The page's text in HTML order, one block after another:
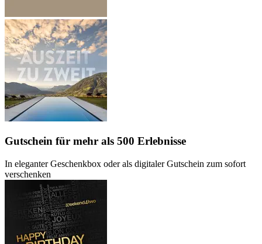
Gutschein für mehr als 500 Erlebnisse
In eleganter Geschenkbox oder als digitaler Gutschein zum sofort
verschenken